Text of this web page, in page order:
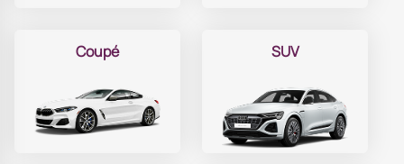
Coupé SUV